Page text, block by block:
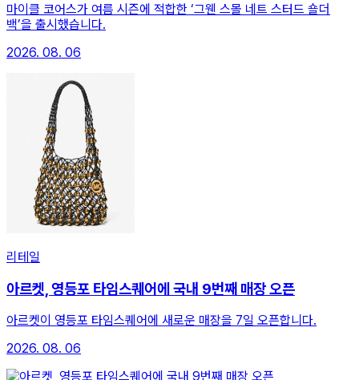
마이클 코어스가 여름 시즌에 적합한 ‘그웬 스몰 네트 스터드 숄더
백’을 출시했습니다.
2026. 08. 06
리테일
아르켓, 영등포 타임스퀘어에 국내 9번째 매장 오픈
아르켓이 영등포 타임스퀘어에 새로운 매장을 7일 오픈합니다.
2026. 08. 06